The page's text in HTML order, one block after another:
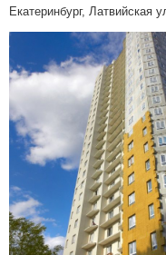
Екатеринбург, Латвийская